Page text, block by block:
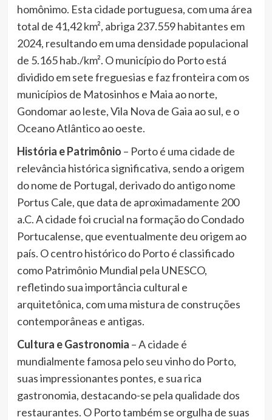
homônimo. Esta cidade portuguesa, com uma área
total de 41,42 km², abriga 237.559 habitantes em
2024, resultando em uma densidade populacional
de 5.165 hab./km². O município do Porto está
dividido em sete freguesias e faz fronteira com os
municípios de Matosinhos e Maia ao norte,
Gondomar ao leste, Vila Nova de Gaia ao sul, e o
Oceano Atlântico ao oeste.
História e Patrimônio – Porto é uma cidade de
relevância histórica significativa, sendo a origem
do nome de Portugal, derivado do antigo nome
Portus Cale, que data de aproximadamente 200
a.C. A cidade foi crucial na formação do Condado
Portucalense, que eventualmente deu origem ao
país. O centro histórico do Porto é classificado
como Patrimônio Mundial pela UNESCO,
refletindo sua importância cultural e
arquitetônica, com uma mistura de construções
contemporâneas e antigas.
Cultura e Gastronomia – A cidade é
mundialmente famosa pelo seu vinho do Porto,
suas impressionantes pontes, e sua rica
gastronomia, destacando-se pela qualidade dos
restaurantes. O Porto também se orgulha de suas